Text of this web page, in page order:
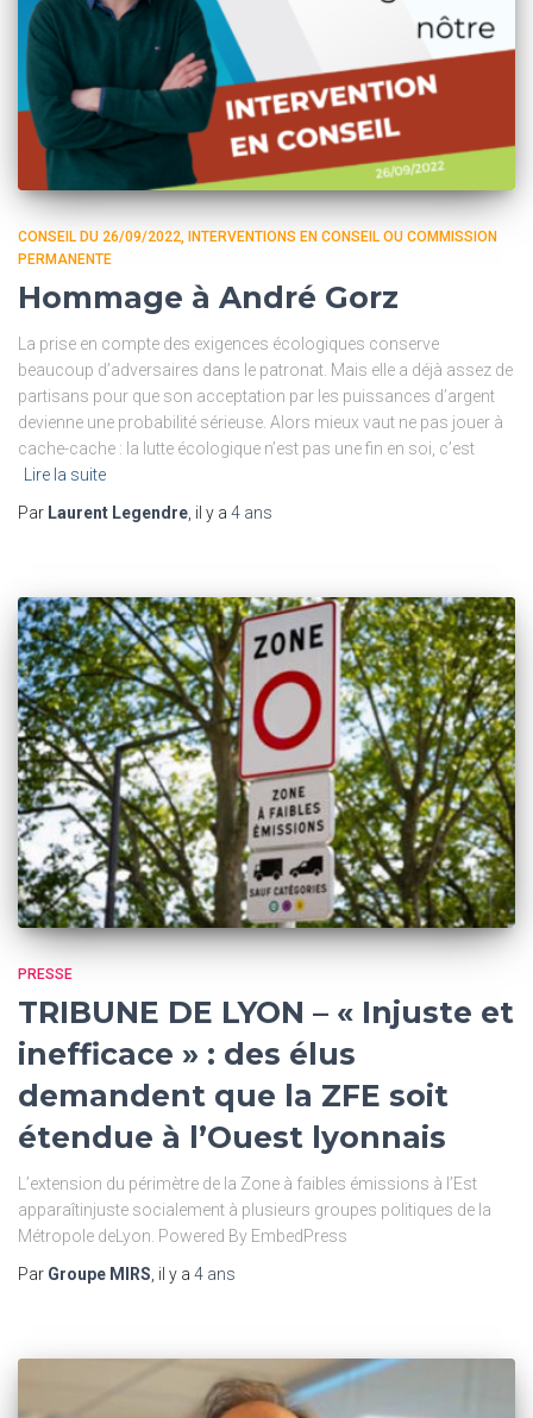
CONSEIL DU 26/09/2022 INTERVENTIONS EN CONSEIL OU COMMISSION
PERMANENTE
Hommage à André Gorz
La prise en compte des exigences écologiques conserve
beaucoup d’adversaires dans le patronat. Mais elle a déjà assez de
partisans pour que son acceptation par les puissances d’argent
devienne une probabilité sérieuse. Alors mieux vaut ne pas jouer à
cache-cache : la lutte écologique n’est pas une fin en soi, c’est
Lire la suite
Par Laurent Legendre , il y a 4 ans
PRESSE
TRIBUNE DE LYON – « Injuste et
inefficace » : des élus
demandent que la ZFE soit
étendue à l’Ouest lyonnais
L’extension du périmètre de la Zone à faibles émissions à l’Est
apparaîtinjuste socialement à plusieurs groupes politiques de la
Métropole deLyon. Powered By EmbedPress
Par Groupe MIRS, il y a 4 ans